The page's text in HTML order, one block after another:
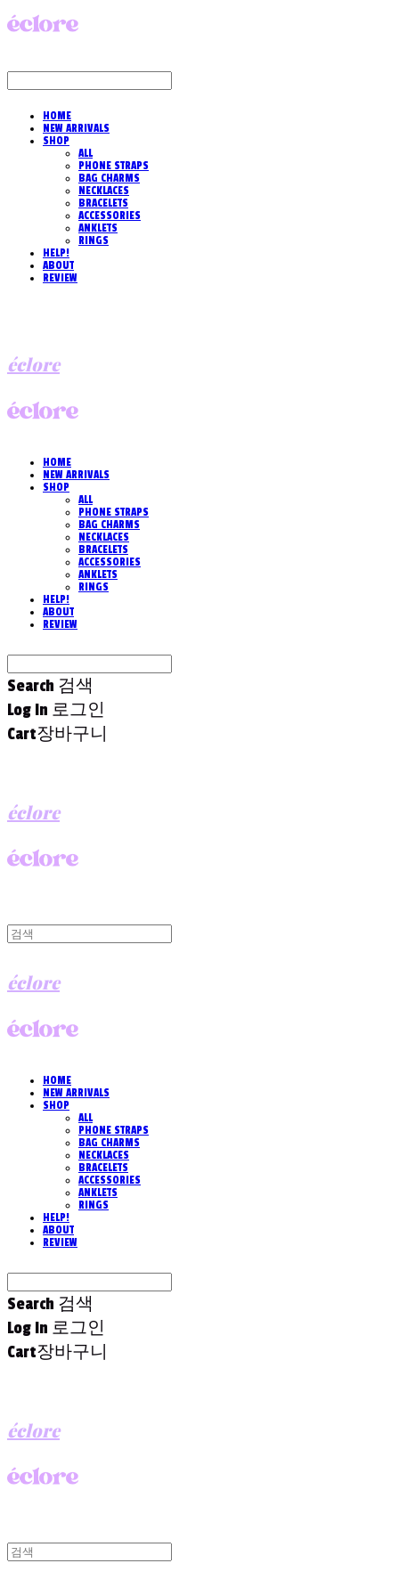
HOME
NEW ARRIVALS
SHOP
ALL
PHONE STRAPS
BAG CHARMS
NECKLACES
BRACELETS
ACCESSORIES
ANKLETS
RINGS
HELP!
ABOUT
REVIEW
éclore
HOME
NEW ARRIVALS
SHOP
ALL
PHONE STRAPS
BAG CHARMS
NECKLACES
BRACELETS
ACCESSORIES
ANKLETS
RINGS
HELP!
ABOUT
REVIEW
Search 검색
Log In 로그인
Cart장바구니
éclore
éclore
HOME
NEW ARRIVALS
SHOP
ALL
PHONE STRAPS
BAG CHARMS
NECKLACES
BRACELETS
ACCESSORIES
ANKLETS
RINGS
HELP!
ABOUT
REVIEW
Search 검색
Log In 로그인
Cart장바구니
éclore